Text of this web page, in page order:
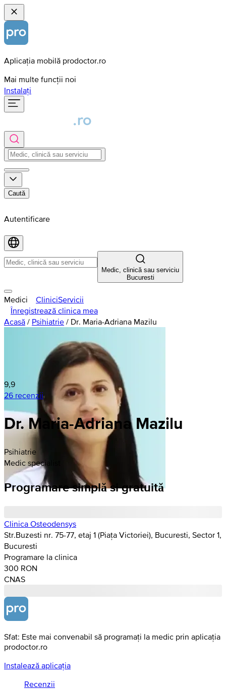
Aplicația mobilă prodoctor.ro
Mai multe funcții noi
Instalați
Caută
Autentificare
Medic, clinică sau serviciu
Bucuresti
Medici CliniciServicii
Înregistrează clinica mea
Acasă / Psihiatrie / Dr. Maria-Adriana Mazilu
9,9
26 recenzii
Dr. Maria-Adriana Mazilu
Psihiatrie
Medic specialist
Programare simplă si gratuită
Clinica Osteodensys
Str.Buzesti nr. 75-77, etaj 1 (Piața Victoriei), Bucuresti, Sector 1,
Bucuresti
Programare la clinica
300 RON
CNAS
Sfat: Este mai convenabil să programați la medic prin aplicația
prodoctor.ro
Instalează aplicația
Recenzii